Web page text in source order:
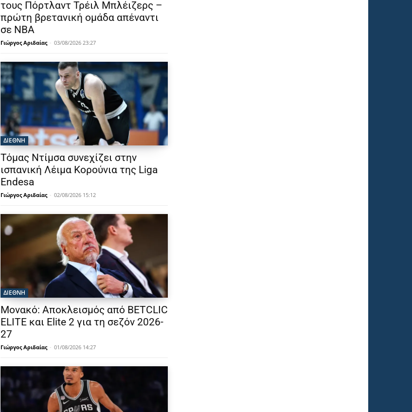
τους Πόρτλαντ Τρέιλ Μπλέιζερς –
πρώτη βρετανική ομάδα απέναντι
σε NBA
Γιώργος Αριδαίας - 03/08/2026 23:27
ΔΙΕΘΝΗ
Τόμας Ντίμσα συνεχίζει στην
ισπανική Λέιμα Κορούνια της Liga
Endesa
Γιώργος Αριδαίας - 02/08/2026 15:12
ΔΙΕΘΝΗ
Μονακό: Αποκλεισμός από BETCLIC
ELITE και Elite 2 για τη σεζόν 2026-
27
Γιώργος Αριδαίας - 01/08/2026 14:27